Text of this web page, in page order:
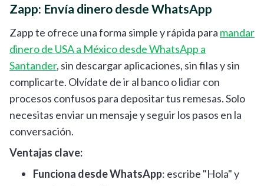
Zapp: Envía dinero desde WhatsApp
Zapp te ofrece una forma simple y rápida para mandar
dinero de USA a México desde WhatsApp a
Santander, sin descargar aplicaciones, sin filas y sin
complicarte. Olvídate de ir al banco o lidiar con
procesos confusos para depositar tus remesas. Solo
necesitas enviar un mensaje y seguir los pasos en la
conversación.
Ventajas clave:
Funciona desde WhatsApp: escribe "Hola" y